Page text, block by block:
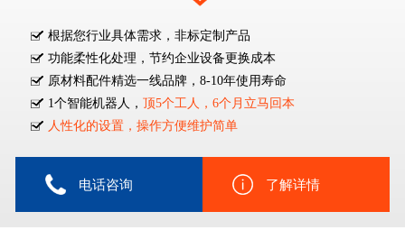
根据您行业具体需求，非标定制产品
功能柔性化处理，节约企业设备更换成本
原材料配件精选一线品牌，8-10年使用寿命
1个智能机器人，顶5个工人，6个月立马回本
人性化的设置，操作方便维护简单
电话咨询 了解详情